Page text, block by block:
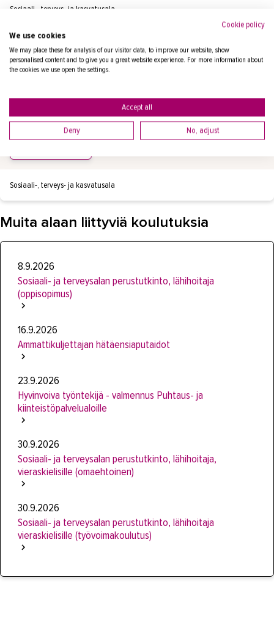
Sosiaali-, terveys- ja kasvatusala
KUIVAMÄKI MARI
mari.kuivamaki@takk.fi
Sosiaali-, terveys- ja kasvatusala
Muita alaan liittyviä koulutuksia
8.9.2026
Sosiaali- ja terveysalan perustutkinto, lähihoitaja
(oppisopimus)
16.9.2026
Ammattikuljettajan hätäensiaputaidot
23.9.2026
Hyvinvoiva työntekijä - valmennus Puhtaus- ja
kiinteistöpalvelualoille
30.9.2026
Sosiaali- ja terveysalan perustutkinto, lähihoitaja,
vieraskielisille (omaehtoinen)
30.9.2026
Sosiaali- ja terveysalan perustutkinto, lähihoitaja
vieraskielisille (työvoimakoulutus)
Cookie policy
We use cookies
We may place these for analysis of our visitor data, to improve our website, show
personalised content and to give you a great website experience. For more information about
the cookies we use open the settings.
Accept all
Deny No, adjust